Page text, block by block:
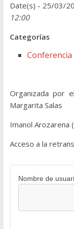
Date(s) - 25/03/
12:00
Categorías
Conferencia
Organizada por
Margarita Salas
Imanol Arozarena
Acceso a la
Nombre de